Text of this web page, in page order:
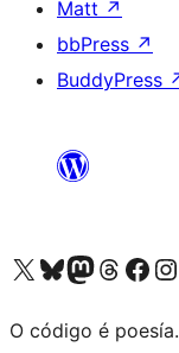
Matt ↗
bbPress ↗
BuddyPress
Visita la cuenta de X (anteriormente Twitter)
Visita a nosa conta de Bluesky
Visita a nosa conta de
Visita a nosa conta
Visita a
O código é poesía.